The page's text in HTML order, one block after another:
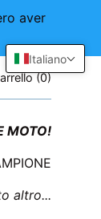
aver
(0)
MOTO!
altro...
Italiano